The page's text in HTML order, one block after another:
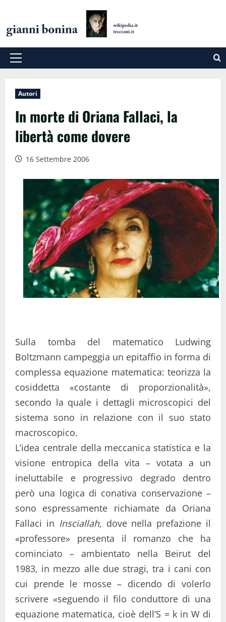
contenuto
Menu
Autori
In morte di Oriana Fallaci, la
libertà come dovere
16 Settembre 2006
Sulla tomba del matematico Ludwing
Boltzmann campeggia un epitaffio in forma di
complessa equazione matematica: teorizza la
cosiddetta «costante di proporzionalità»,
secondo la quale i dettagli microscopici del
sistema sono in relazione con il suo stato
macroscopico.
L’idea centrale della meccanica statistica e la
visione entropica della vita – votata a un
ineluttabile e progressivo degrado dentro
però una logica di conativa conservazione –
sono espressamente richiamate da Oriana
Fallaci in Insciallah, dove nella prefazione il
«professore» presenta il romanzo che ha
cominciato – ambientato nella Beirut del
1983, in mezzo alle due stragi, tra i cani con
cui prende le mosse – dicendo di volerlo
scrivere «seguendo il filo conduttore di una
equazione matematica, cioè dell’S = k in W di